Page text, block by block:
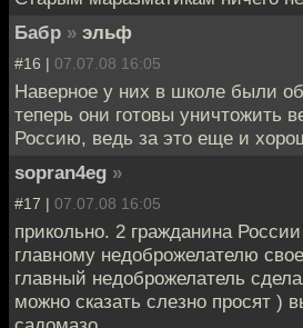
Бабр » эльф
#16 | 07.07.08 16:05
Наверное у них в школе были
теперь они готовы уничтожить
Россию, ведь за это еще и
sopran4eg »
#17 | 07.07.08 16:05
прикольно. 2 гражданина
главному недоброжелателю
главный недоброжелатель
можно сказать слезно просят )